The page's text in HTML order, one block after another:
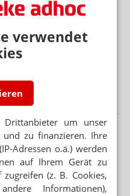
verwendet
um unser
und zu finanzieren. Ihre
Adressen o.ä.) werden
auf Ihrem Gerät zu
(z. B. Cookies,
Informationen),
nicht